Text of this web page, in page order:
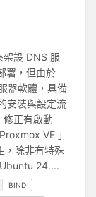
設 DNS 服
署，但由於
器軟體，具備
安裝與設定流
正有啟動
VE 」
，除非有特殊
24....
BIND